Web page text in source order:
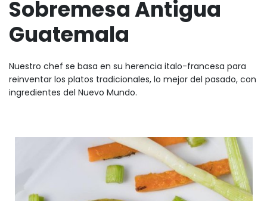
Sobremesa Antigua
Guatemala
Nuestro chef se basa en su herencia italo-francesa para
reinventar los platos tradicionales, lo mejor del pasado, con
ingredientes del Nuevo Mundo.